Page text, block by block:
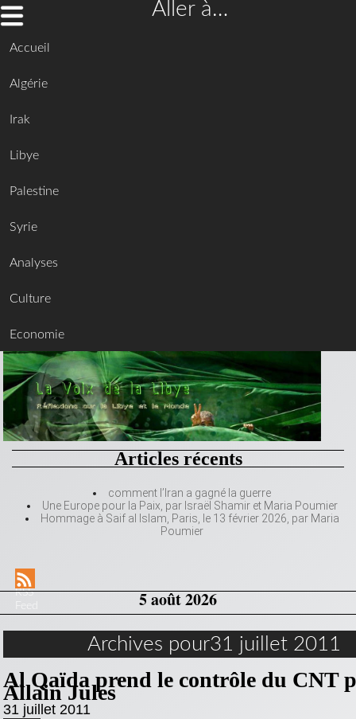
Aller à…
Accueil
Algérie
Irak
Libye
Palestine
Syrie
Analyses
Culture
Economie
Articles récents
comment l’Iran a gagné la guerre
Une Europe pour la Paix, par Israël Shamir et Maria Poumier
Hommage à Saif al Islam, Paris, le 13 février 2026, par Maria
Poumier
RSS
5 août 2026
Archives pour31 juillet 2011
Al Qaïda prend le contrôle du CNT
Allain Jules
31 juillet 2011